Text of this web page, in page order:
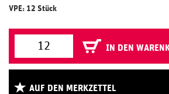
VPE: 12 Stück
IN DEN
AUF DEN MERKZETTEL